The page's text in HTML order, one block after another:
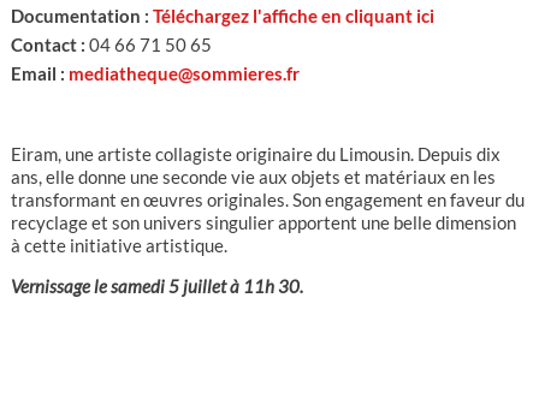
Documentation : Téléchargez l'affiche en cliquant ici
Contact : 04 66 71 50 65
Email : mediatheque@sommieres.fr
Eiram, une artiste collagiste originaire du Limousin. Depuis dix
ans, elle donne une seconde vie aux objets et matériaux en les
transformant en œuvres originales. Son engagement en faveur du
recyclage et son univers singulier apportent une belle dimension
à cette initiative artistique.
Vernissage le samedi 5 juillet à 11h 30.